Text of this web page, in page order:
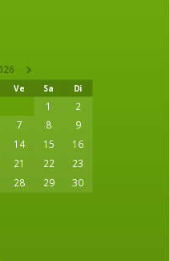
Ve Sa Di
1 2
7 8 9
14 15
16
21 22
23
28 29 30